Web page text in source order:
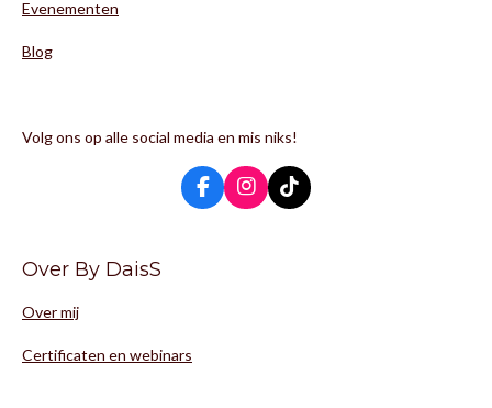
Evenementen
Blog
Volg ons op alle social media en mis niks!
F
a
I
n
T
i
Over By DaisS
Over mij
Certificaten en webinars